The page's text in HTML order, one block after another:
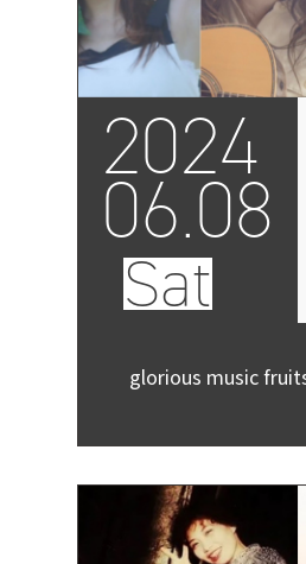
2024
06.08
Sat
glorious music